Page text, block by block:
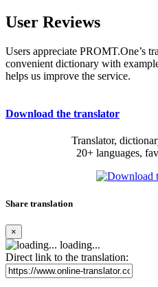
User Reviews
Users appreciate PROMT.One’s
convenient dictionary with
helps us improve the service.
Download the translator
Translator,
20+ languages,
Share translation
×
loading...
Direct link to the translation: